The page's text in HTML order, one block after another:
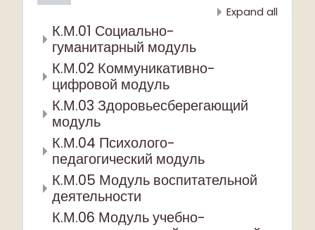
Expand all
К.М.01 Социально-
гуманитарный модуль
К.М.02 Коммуникативно-
цифровой модуль
К.М.03 Здоровьесберегающий
модуль
К.М.04 Психолого-
педагогический модуль
К.М.05 Модуль воспитательной
деятельности
К.М.06 Модуль учебно-